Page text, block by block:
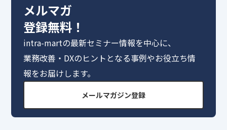
メルマガ
登録無料！
intra-martの最新セミナー情報を中心に、
業務改善・DXのヒントとなる事例やお役立ち情
報をお届けします。
メールマガジン登録